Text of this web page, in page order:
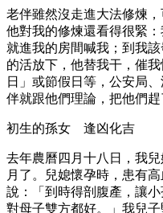
老伴雖然沒走進大法修煉
他對我的修煉還看得很緊
就進我的房間喊我；到我
的活放下，他替我干，催
日」或節假日等，公安局
伴就跟他們理論，把他們趕
初生的孫女 逢凶化吉
去年農曆四月十八日，我
月了。兒媳懷孕時，患有
說：「到時得剖腹產，讓
對母子雙方都好。」我兒